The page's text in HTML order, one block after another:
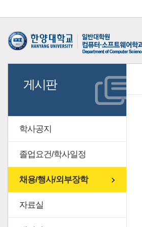
게시판
학사공지
졸업요건/학사일정
채용/행사/외부장학
자료실